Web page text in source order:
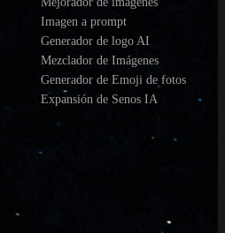
Imagen a prompt
Generador de logo AI
Mezclador de Imágenes
Generador de Emoji de fotos
Expansión de Senos IA